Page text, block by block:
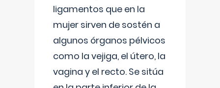
ligamentos que en la
mujer sirven de sostén a
algunos órganos pélvicos
como la vejiga, el útero, la
vagina y el recto. Se sitúa